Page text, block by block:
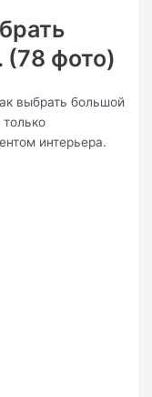
фото)
выбрать большой
интерьера.